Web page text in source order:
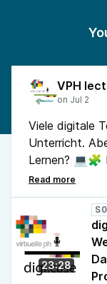
VPH
Viele digitale
Unterricht.
Lernen? 💻🧩
und darum,
eingebettet
didaktischem
23:28